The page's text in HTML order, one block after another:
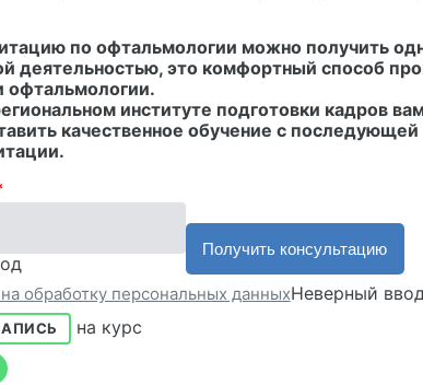
по офтальмологии можно получить
деятельностью, это комфортный способ
офтальмологии.
институте подготовки кадров
качественное обучение с последующей
обработку персональных данныхНеверный
на курс